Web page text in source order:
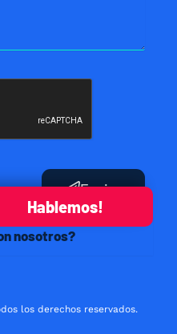
Hablemos!
nosotros?
Enviar
los derechos reservados.